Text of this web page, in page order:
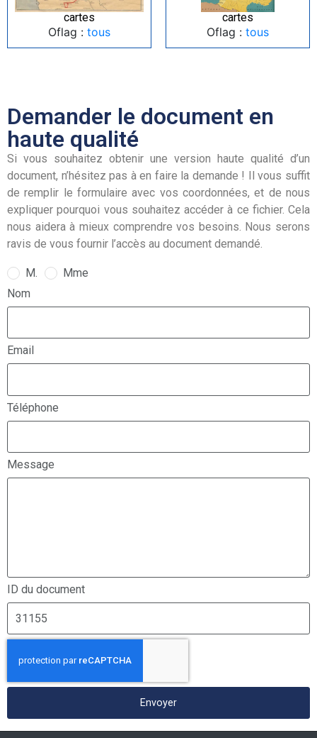
cartes
Oflag : tous
cartes
Oflag : tous
Demander le document en
haute qualité
Si vous souhaitez obtenir une version haute qualité d’un
document, n’hésitez pas à en faire la demande ! Il vous suffit
de remplir le formulaire avec vos coordonnées, et de nous
expliquer pourquoi vous souhaitez accéder à ce fichier. Cela
nous aidera à mieux comprendre vos besoins. Nous serons
ravis de vous fournir l’accès au document demandé.
M.
Mme
Nom
Email
Téléphone
Message
ID du document
Envoyer